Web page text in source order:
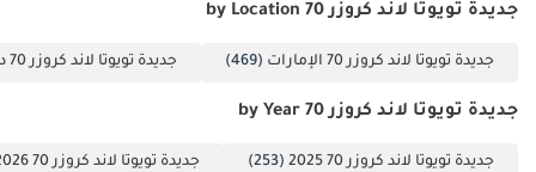
جديدة تويوتا لاند كروزر 70 by Location
جديدة تويوتا لاند كروزر 70 الإمارات (469) جديدة تويوتا لاند كروزر 70 دبي
جديدة تويوتا لاند كروزر 70 by Year
جديدة تويوتا لاند كروزر 70 2025 (253) جديدة تويوتا لاند كروزر 70 2026